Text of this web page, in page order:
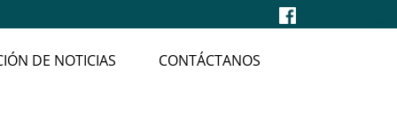
DE NOTICIAS CONTÁCTANOS